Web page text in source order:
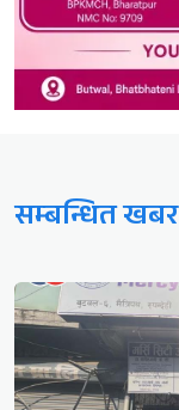
सम्बन्धित खबर